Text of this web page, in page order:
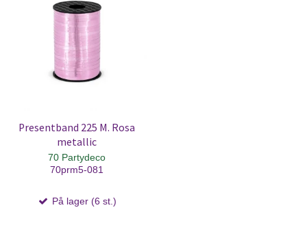
Presentband 225 M. Rosa
metallic
70 Partydeco
70prm5-081
På lager (6 st.)